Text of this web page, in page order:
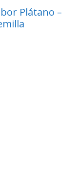
Plátano –